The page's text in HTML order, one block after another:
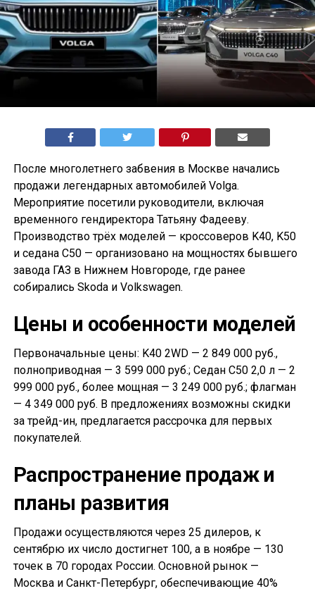
После многолетнего забвения в Москве начались
продажи легендарных автомобилей Volga.
Мероприятие посетили руководители, включая
временного гендиректора Татьяну Фадееву.
Производство трёх моделей — кроссоверов K40, K50
и седана С50 — организовано на мощностях бывшего
завода ГАЗ в Нижнем Новгороде, где ранее
собирались Skoda и Volkswagen.
Цены и особенности моделей
Первоначальные цены: K40 2WD — 2 849 000 руб.,
полноприводная — 3 599 000 руб.; Седан С50 2,0 л — 2
999 000 руб., более мощная — 3 249 000 руб.; флагман
— 4 349 000 руб. В предложениях возможны скидки
за трейд-ин, предлагается рассрочка для первых
покупателей.
Распространение продаж и
планы развития
Продажи осуществляются через 25 дилеров, к
сентябрю их число достигнет 100, а в ноябре — 130
точек в 70 городах России. Основной рынок —
Москва и Санкт-Петербург, обеспечивающие 40%